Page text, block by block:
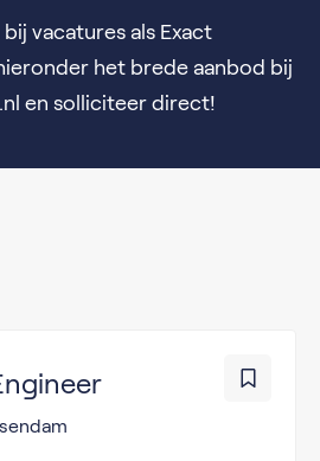
vacatures als Exact
het brede aanbod bij
en solliciteer direct!